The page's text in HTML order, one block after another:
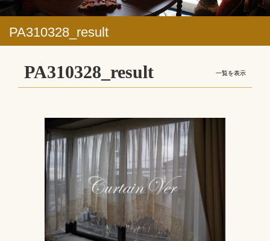
PA310328_result
PA310328_result 一覧を表示